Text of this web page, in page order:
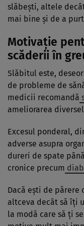
slăbeşti, altele
mai bine şi de a
Motivaţie
scăderii în
Slăbitul este,
de probleme de
medicii recomandă
ameliorarea
Excesul ponderal,
adverse asupra
dureri de spate
cronice precum
Dacă eşti de părere
altceva decât să îţi
la modă care să ţi